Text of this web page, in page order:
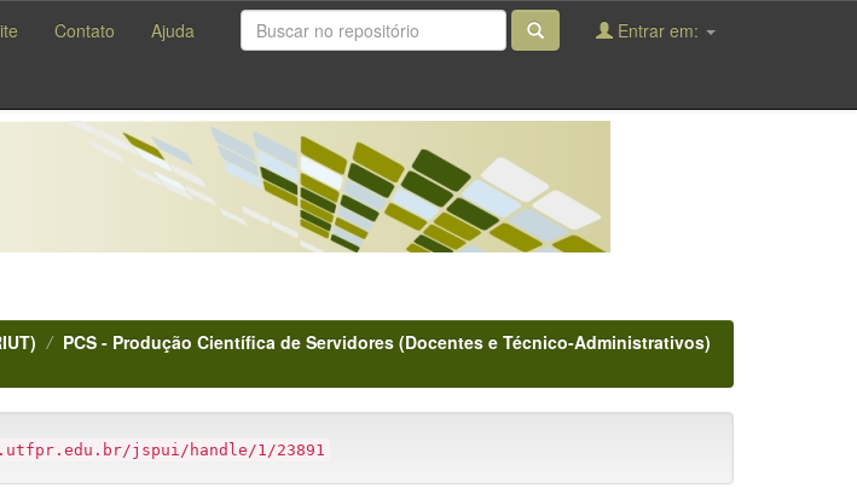
Contato Ajuda Entrar em:
PCS - Produção Científica de Servidores (Docentes e Técnico-Administrativos)
jspui/handle/1/23891